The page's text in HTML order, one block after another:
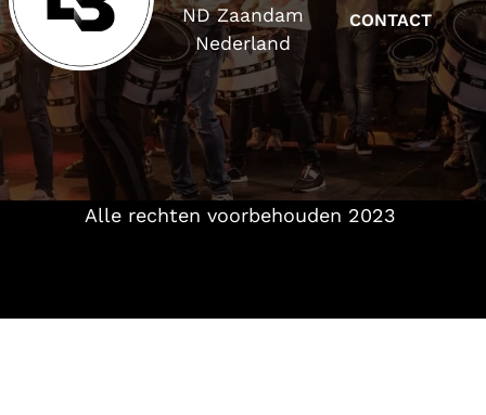
ND Zaandam
Nederland
CONTACT
Alle rechten voorbehouden 2023